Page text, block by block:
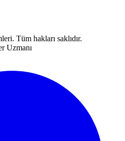
. Tüm hakları saklıdır.
Uzmanı